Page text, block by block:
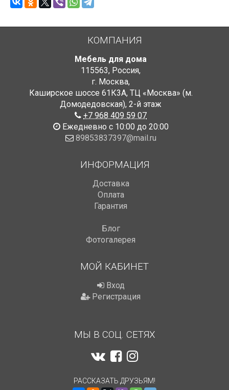
КОМПАНИЯ
Мебель для дома
115563, Россия,
г. Москва,
Каширское шоссе 61К3А, ТЦ «Москва» (м.
Домодедовская), 2-й этаж
+7 968 409 59 07
Ежедневно с 10:00 до 20:00
89853837397@mail.ru
ИНФОРМАЦИЯ
Доставка
Оплата
Гарантия
Блог
Фотогалерея
МОЙ КАБИНЕТ
Вход
Регистрация
МЫ В СОЦ. СЕТЯХ
РАССКАЗАТЬ ДРУЗЬЯМ!